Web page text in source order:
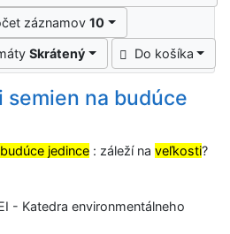
záznamov10
Skrátený Do košíka
na budúce
budúce jedince : záleží na veľkosti?
- Katedra environmentálneho